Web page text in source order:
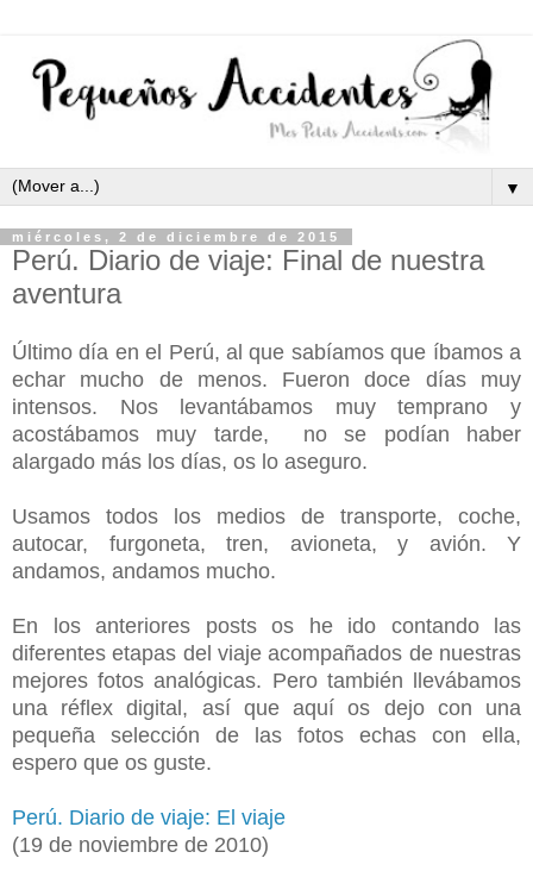
▼
miércoles, 2 de diciembre de 2015
Perú. Diario de viaje: Final de nuestra
aventura
Último día en el Perú, al que sabíamos que íbamos a
echar mucho de menos. Fueron doce días muy
intensos. Nos levantábamos muy temprano y
acostábamos muy tarde, no se podían haber
alargado más los días, os lo aseguro.
Usamos todos los medios de transporte, coche,
autocar, furgoneta, tren, avioneta, y avión. Y
andamos, andamos mucho.
En los anteriores posts os he ido contando las
diferentes etapas del viaje acompañados de nuestras
mejores fotos analógicas. Pero también llevábamos
una réflex digital, así que aquí os dejo con una
pequeña selección de las fotos echas con ella,
espero que os guste.
Perú. Diario de viaje: El viaje
(19 de noviembre de 2010)